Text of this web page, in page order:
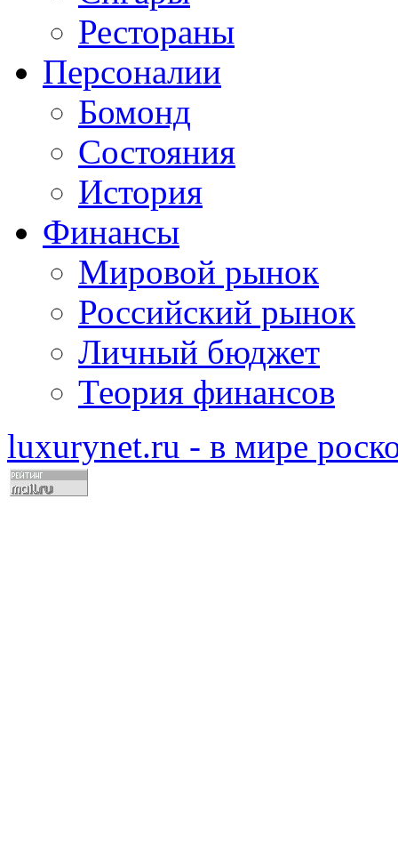
Рестораны
Персоналии
Бомонд
Состояния
История
Финансы
Мировой рынок
Российский рынок
Личный бюджет
Теория финансов
luxurynet.ru - в мире